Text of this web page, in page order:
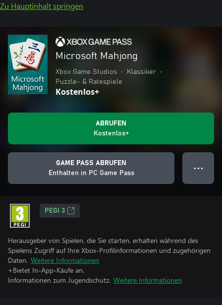
Zu Hauptinhalt springen
Microsoft Mahjong
Xbox Game Studios • Klassiker
•
Puzzle- & Ratespiele
Kostenlos+
ABRUFEN
Kostenlos+
GAME PASS ABRUFEN
Enthalten in PC Game Pass
● ● ●
PEGI 3
Herausgeber von Spielen, die Sie starten, erhalten während des
Spielens Zugriff auf Ihre Xbox-Profilinformationen und zugehörigen
Daten. Weitere Informationen
+Bietet In-App-Käufe an.
Informationen zum Jugendschutz. Weitere Informationen